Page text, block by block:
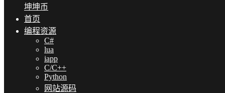
坤坤币
首页
编程资源
C#
lua
iapp
C/C++
Python
网站源码